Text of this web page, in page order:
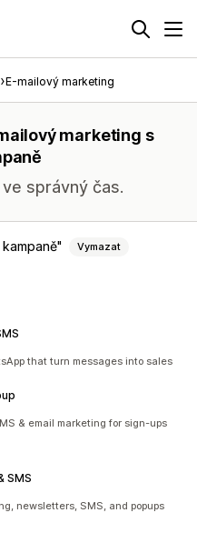
E-mailový marketing
marketing s
správný čas.
Vymazat
that turn messages into sales
& email marketing for sign-ups
SMS
newsletters, SMS, and popups